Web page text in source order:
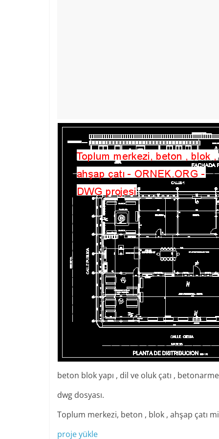
beton blok yapı , dil ve oluk çatı ,
dwg dosyası.
Toplum merkezi, beton , blok , ahşap çatı
proje yükle